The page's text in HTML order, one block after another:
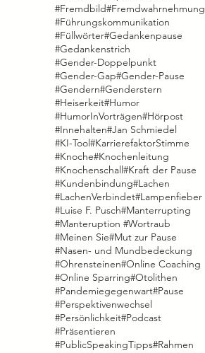
#Fremdbild#Fremdwahrnehmung
#Führungskommunikation
#Füllwörter#Gedankenpause
#Gedankenstrich
#Gender-Doppelpunkt
#Gender-Gap#Gender-Pause
#Gendern#Genderstern
#Heiserkeit#Humor
#HumorInVorträgen#Hörpost
#Innehalten#Jan Schmiedel
#KI-Tool#KarrierefaktorStimme
#Knoche#Knochenleitung
#Knochenschall#Kraft der Pause
#Kundenbindung#Lachen
#LachenVerbindet#Lampenfieber
#Luise F. Pusch#Manterrupting
#Manteruption #Wortraub
#Meinen Sie#Mut zur Pause
#Nasen- und Mundbedeckung
#Ohrensteinen#Online Coaching
#Online Sparring#Otolithen
#Pandemiegegenwart#Pause
#Perspektivenwechsel
#Persönlichkeit#Podcast
#Präsentieren
#PublicSpeakingTipps#Rahmen